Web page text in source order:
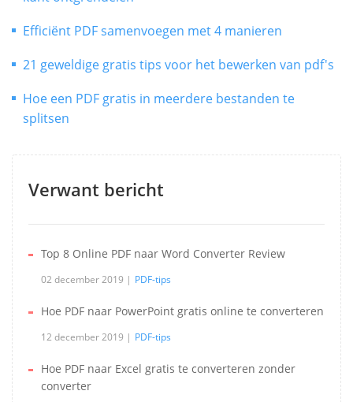
Efficiënt PDF samenvoegen met 4 manieren
21 geweldige gratis tips voor het bewerken van pdf's
Hoe een PDF gratis in meerdere bestanden te
splitsen
Verwant bericht
Top 8 Online PDF naar Word Converter Review
02 december 2019 PDF-tips
Hoe PDF naar PowerPoint gratis online te converteren
12 december 2019 PDF-tips
Hoe PDF naar Excel gratis te converteren zonder
converter